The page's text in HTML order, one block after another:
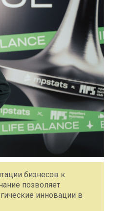
бизнесов к
позволяет
инновации в